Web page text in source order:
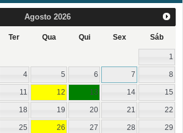
Agosto 2026
Ter Qua Qui Sex Sáb
1
4 5 6 7 8
11 12 13 14 15
18 19 20 21 22
25 26 27 28 29